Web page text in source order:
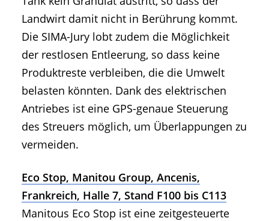
Landwirt damit nicht in Berührung kommt.
Die SIMA-Jury lobt zudem die Möglichkeit
der restlosen Entleerung, so dass keine
Produktreste verbleiben, die die Umwelt
belasten könnten. Dank des elektrischen
Antriebes ist eine GPS-genaue Steuerung
des Streuers möglich, um Überlappungen zu
vermeiden.
Eco Stop, Manitou Group, Ancenis,
Frankreich, Halle 7, Stand F100 bis C113
Manitous Eco Stop ist eine zeitgesteuerte